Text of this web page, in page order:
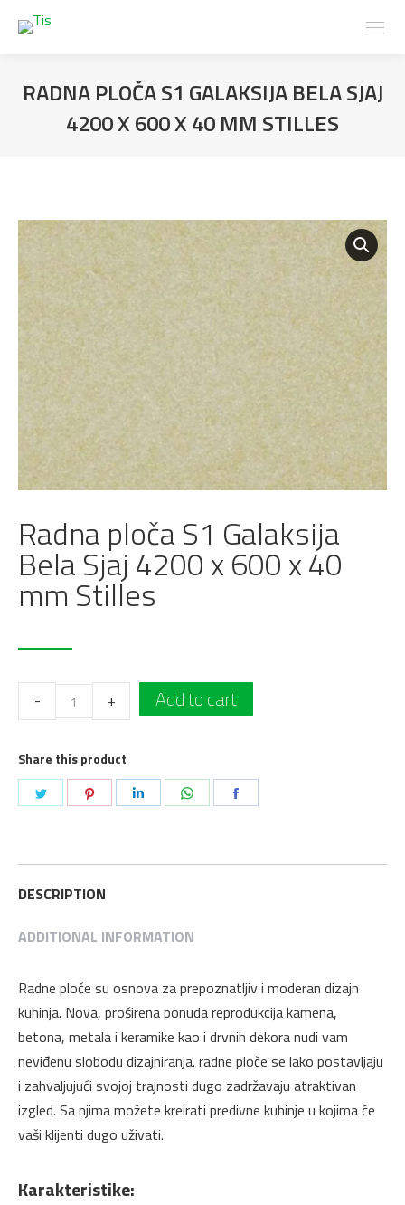
RADNA PLOČA S1 GALAKSIJA BELA SJAJ
4200 X 600 X 40 MM STILLES
Radna ploča S1 Galaksija
Bela Sjaj 4200 x 600 x 40
mm Stilles
ploča
Galaksija
Bela
x
600
40
Stilles
quantity
- + Add to cart
Share this product
Podeli
Podeli
DESCRIPTION
ADDITIONAL INFORMATION
Radne ploče su osnova za prepoznatljiv i moderan dizajn
kuhinja. Nova, proširena ponuda reprodukcija kamena,
betona, metala i keramike kao i drvnih dekora nudi vam
neviđenu slobodu dizajniranja. radne ploče se lako postavljaju
i zahvaljujući svojoj trajnosti dugo zadržavaju atraktivan
izgled. Sa njima možete kreirati predivne kuhinje u kojima će
vaši klijenti dugo uživati.
Karakteristike: